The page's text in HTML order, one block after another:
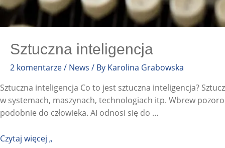
Sztuczna inteligencja
2 komentarze/ News / By Karolina Grabowska
Sztuczna inteligencja Co to jest sztuczna inteligencja?
w systemach, maszynach, technologiach itp. Wbrew
podobnie do człowieka. AI odnosi się do …
Czytaj więcej „